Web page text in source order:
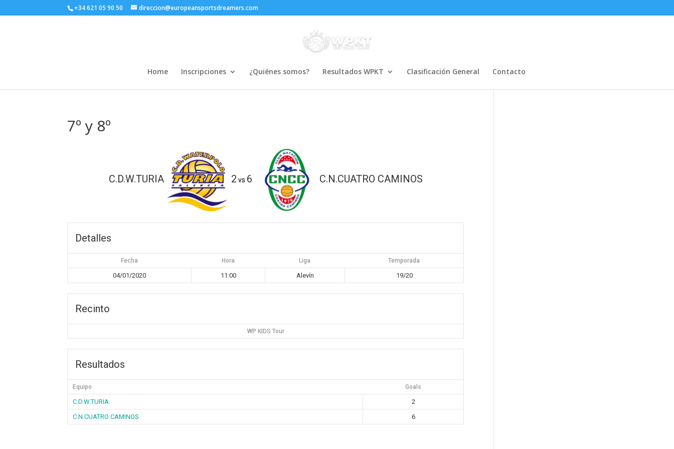
+34 621 05 90 50 direccion@europeansportsdreamers.com
Home Inscripciones ¿Quiénes somos? Resultados WPKT Clasificación General Contacto
7º y 8º
C.D.W.TURIA 2 vs 6 C.N.CUATRO CAMINOS
Detalles
Fecha Hora Liga Temporada
04/01/2020 11:00 Alevín 19/20
Recinto
WP KIDS Tour
Resultados
Equipo Goals
C.D.W.TURIA
2
C.N.CUATRO CAMINOS
6